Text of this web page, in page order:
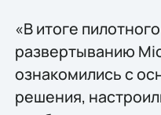
«В итоге
развертыванию
ознакомились с
решения,